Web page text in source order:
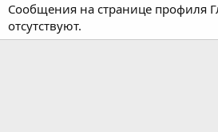
Сообщения на странице профиля
отсутствуют.